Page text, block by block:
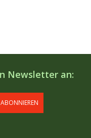
Newsletter an:
ABONNIEREN